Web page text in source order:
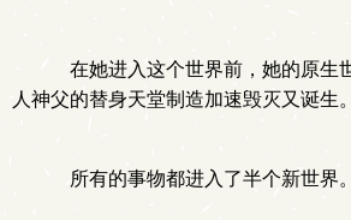
在她进入这个世界前，她的原生
人神父的替身天堂制造加速毁灭又诞生。
所有的事物都进入了半个新世界。